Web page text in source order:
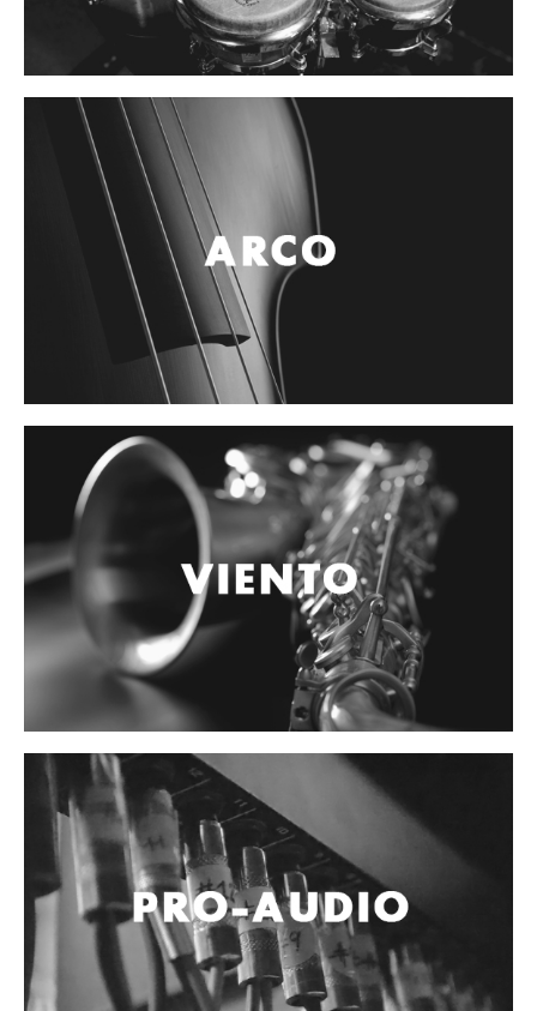
Columnas activas
Procesadores y efectos
Monitores de estudio
Interfaz para grabación
Audífonos y monitoreo personal
Estantes y soportes
Instalaciones y publicidad
DJ
Controladores
Tornamesa
Mezcladora
Interfaz
Audifonos
Accesorios
Luces Led
Laser
Strobos
Maquinas de humo y escenario
Controladores
Accesorios
Cables y Conectores